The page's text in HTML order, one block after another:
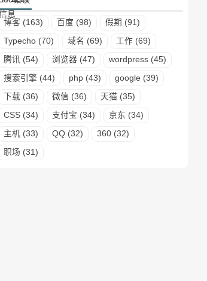
博客 (163) 百度 (98) 假期 (91)
Typecho (70) 域名 (69) 工作 (69)
腾讯 (54) 浏览器 (47) wordpress (45)
搜索引擎 (44) php (43) google (39)
下载 (36) 微信 (36) 天猫 (35)
CSS (34) 支付宝 (34) 京东 (34)
主机 (33) QQ (32) 360 (32)
职场 (31)